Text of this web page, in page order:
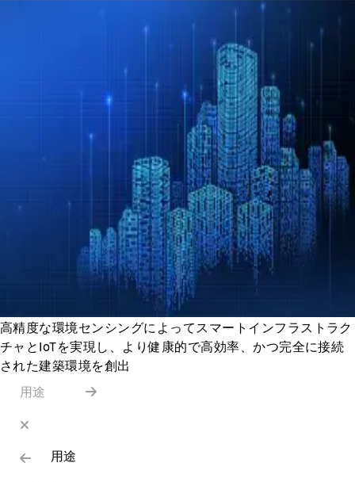
高精度な環境センシングによってスマートインフラストラク
チャとIoTを実現し、より健康的で高効率、かつ完全に接続
された建築環境を創出
用途
用途